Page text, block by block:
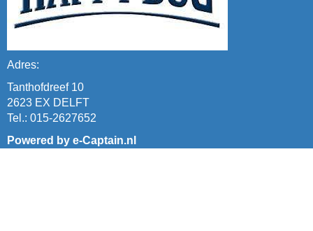
Adres:
Tanthofdreef 10
2623 EX DELFT
Tel.: 015-2627652
Powered by e-Captain.nl